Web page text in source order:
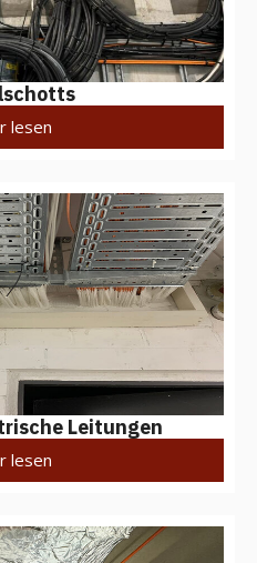
lesen
Leitungen
lesen